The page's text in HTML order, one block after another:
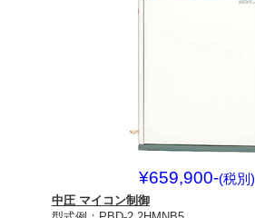
¥659,900-(税別)
中圧 マイコン制御